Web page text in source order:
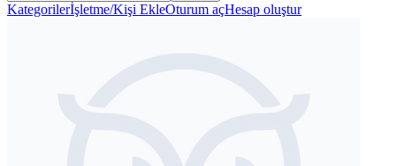
Kategorilerİşletme/Kişi EkleOturum açHesap oluştur